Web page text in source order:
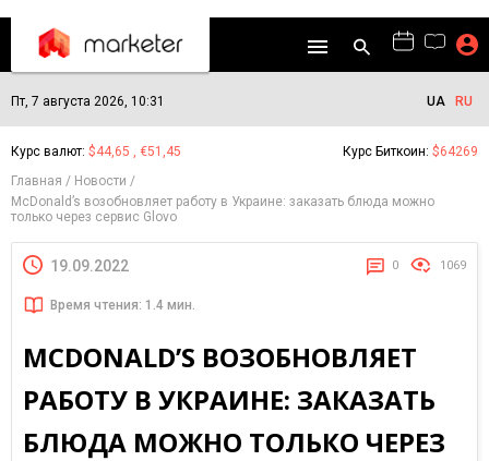
Пт, 7 августа 2026, 10:31 UA RU
Курс валют: $44,65 , €51,45 Курс Биткоин: $64269
Главная
Новости
McDonald’s возобновляет работу в Украине: заказать блюда можно
только через сервис Glovo
19.09.2022 0 1069
Время чтения: 1.4 мин.
MCDONALD’S ВОЗОБНОВЛЯЕТ
РАБОТУ В УКРАИНЕ: ЗАКАЗАТЬ
БЛЮДА МОЖНО ТОЛЬКО ЧЕРЕЗ